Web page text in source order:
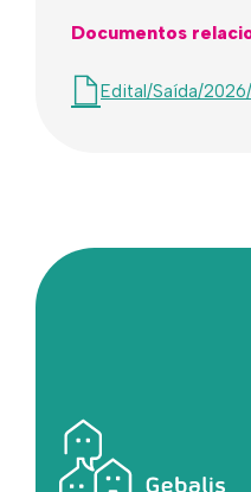
Documentos
Edital/Saída/